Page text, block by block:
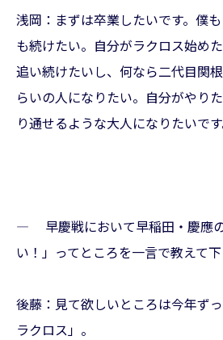
浅岡：まずは卒業したいです。僕
も続けたい。自分がラクロス始め
追い続けたいし、何なら二代目関
らいの人になりたい。自分がやり
り通せるような大人になりたいです
— 早慶戦において早稲田・慶應
い！」ってところを一言で教えて下
後藤：見て欲しいところは今年ず
ラクロス」。